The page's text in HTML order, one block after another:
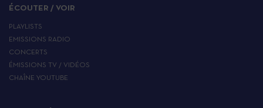
ÉCOUTER / VOIR
PLAYLISTS
EMISSIONS RADIO
CONCERTS
ÉMISSIONS TV / VIDÉOS
CHAÎNE YOUTUBE